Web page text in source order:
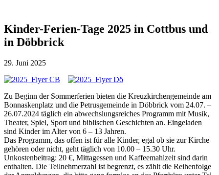
Kinder-Ferien-Tage 2025 in Cottbus und
in Döbbrick
29. Juni 2025
Zu Beginn der Sommerferien bieten die Kreuzkirchengemeinde am
Bonnaskenplatz und die Petrusgemeinde in Döbbrick vom 24.07. –
26.07.2024 täglich ein abwechslungsreiches Programm mit Musik,
Theater, Spiel, Sport und biblischen Geschichten an. Eingeladen
sind Kinder im Alter von 6 – 13 Jahren.
Das Programm, das offen ist für alle Kinder, egal ob sie zur Kirche
gehören oder nicht, geht täglich von 10.00 – 15.30 Uhr.
Unkostenbeitrag: 20 €, Mittagessen und Kaffeemahlzeit sind darin
enthalten. Die Teilnehmerzahl ist begrenzt, es zählt die Reihenfolge